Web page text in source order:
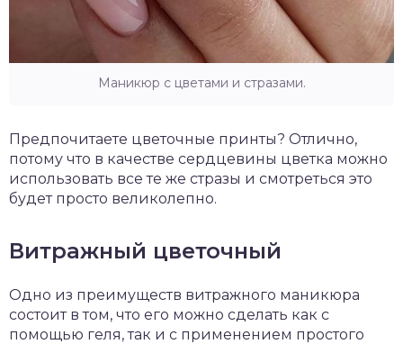
Маникюр с цветами и стразами.
Предпочитаете цветочные принты? Отлично,
потому что в качестве сердцевины цветка можно
использовать все те же стразы и смотреться это
будет просто великолепно.
Витражный цветочный
Одно из преимуществ витражного маникюра
состоит в том, что его можно сделать как с
помощью геля, так и с применением простого